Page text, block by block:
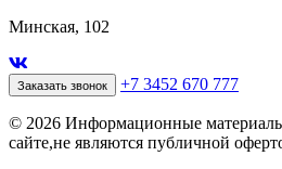
Минская, 102
Заказать звонок +7 3452 670 777
© 2026 Информационные
сайте,не являются публичной